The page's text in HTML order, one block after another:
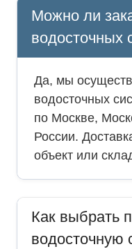
Можно ли
водосточных
Да, мы
водосточных
по Москве,
России.
объект или
Как выбрать
водосточную